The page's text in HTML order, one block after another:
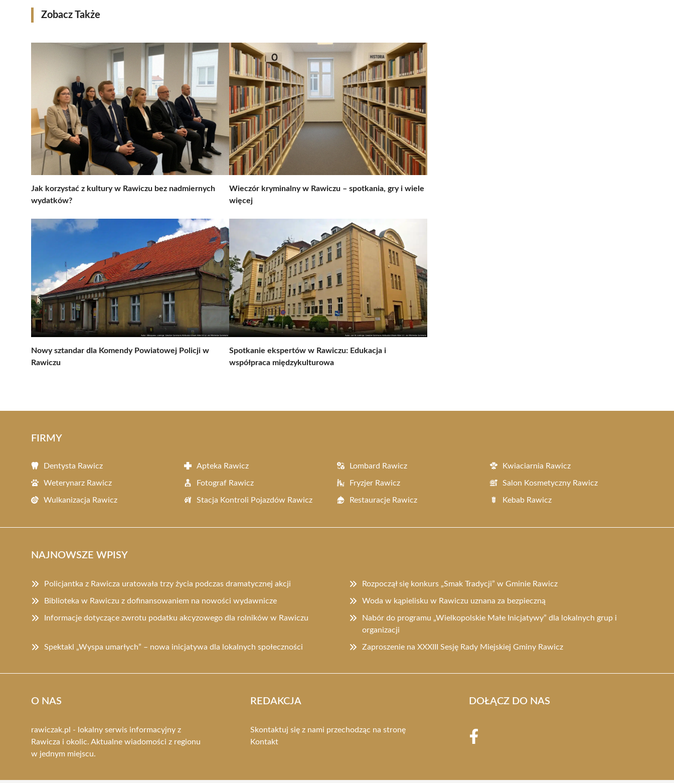
Zobacz Także
Jak korzystać z kultury w Rawiczu bez nadmiernych
wydatków?
Wieczór kryminalny w Rawiczu – spotkania, gry i wiele
więcej
Nowy sztandar dla Komendy Powiatowej Policji w
Rawiczu
Spotkanie ekspertów w Rawiczu: Edukacja i
współpraca międzykulturowa
FIRMY
Dentysta Rawicz Apteka Rawicz Lombard Rawicz Kwiaciarnia Rawicz
Weterynarz Rawicz Fotograf Rawicz Fryzjer Rawicz Salon Kosmetyczny Rawicz
Wulkanizacja Rawicz Stacja Kontroli Pojazdów Rawicz Restauracje Rawicz Kebab Rawicz
NAJNOWSZE WPISY
Policjantka z Rawicza uratowała trzy życia podczas dramatycznej akcji Rozpoczął się konkurs „Smak Tradycji” w Gminie Rawicz
Biblioteka w Rawiczu z dofinansowaniem na nowości wydawnicze Woda w kąpielisku w Rawiczu uznana za bezpieczną
Informacje dotyczące zwrotu podatku akcyzowego dla rolników w Rawiczu
Nabór do programu „Wielkopolskie Małe Inicjatywy” dla lokalnych grup i
organizacji
Spektakl „Wyspa umarłych” – nowa inicjatywa dla lokalnych społeczności Zaproszenie na XXXIII Sesję Rady Miejskiej Gminy Rawicz
O NAS
rawiczak.pl - lokalny serwis informacyjny z
Rawicza i okolic. Aktualne wiadomości z regionu
w jednym miejscu.
REDAKCJA
Skontaktuj się z nami przechodząc na stronę
Kontakt
DOŁĄCZ DO NAS